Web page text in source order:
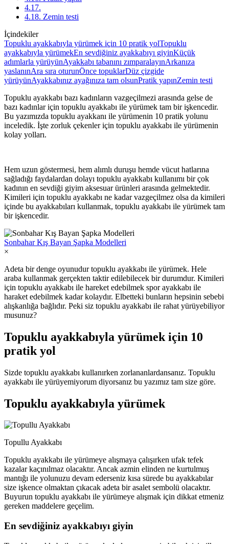
4.17.
4.18. Zemin testi
İçindekiler
Topuklu ayakkabıyla yürümek için 10 pratik yolTopuklu
ayakkabıyla yürümekEn sevdiğiniz ayakkabıyı giyinKüçük
adımlarla yürüyünAyakkabı tabanını zımparalayınArkanıza
yaslanınAra sıra oturunÖnce topuklarDüz çizgide
yürüyünAyakkabınız ayağınıza tam olsunPratik yapınZemin testi
Topuklu ayakkabı bazı kadınların vazgeçilmezi arasında gelse de
bazı kadınlar için topuklu ayakkabı ile yürümek tam bir işkencedir.
Bu yazımızda topuklu ayakkanı ile yürümenin 10 pratik yolunu
inceledik. İşte zorluk çekenler için topuklu ayakkabı ile yürümenin
kolay yolları.
Hem uzun göstermesi, hem alımlı duruşu hemde vücut hatlarına
sağladığı faydalardan dolayı topuklu ayakkabı kullanımı bir çok
kadının en sevdiği giyim aksesuar ürünleri arasında gelmektedir.
Kimileri için topuklu ayakkabı ne kadar vazgeçilmez olsa da kimileri
içinde bu ayakkabıları kullanmak, topuklu ayakkabı ile yürümek tam
bir işkencedir.
Sonbahar Kış Bayan Şapka Modelleri
×
Adeta bir denge oyunudur topuklu ayakkabı ile yürümek. Hele
araba kullanmak gerçekten taktir edilebilecek bir durumdur. Kimileri
için topuklu ayakkabı ile hareket edebilmek spor ayakkabı ile
haraket edebilmek kadar kolaydır. Elbetteki bunların hepsinin sebebi
alışkanlığa bağlıdır. Peki siz topuklu ayakkabı ile rahat yürüyebiliyor
musunuz?
Topuklu ayakkabıyla yürümek için 10
pratik yol
Sizde topuklu ayakkabı kullanırken zorlananlardansanız. Topuklu
ayakkabı ile yürüyemiyorum diyorsanız bu yazımız tam size göre.
Topuklu ayakkabıyla yürümek
Topullu Ayakkabı
Topuklu ayakkabı ile yürümeye alışmaya çalışırken ufak tefek
kazalar kaçınılmaz olacaktır. Ancak azmin elinden ne kurtulmuş
mantığı ile yolunuzu devam ederseniz kısa sürede bu ayakkabılar
size işkence olmaktan çıkacak adeta bir asalet sembolü olacaktır.
Buyurun topuklu ayakkabı ile yürümeye alışmak için dikkat etmeniz
gereken maddelere geçelim.
En sevdiğiniz ayakkabıyı giyin